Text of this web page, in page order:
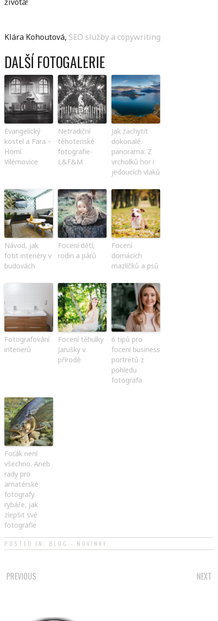
Klára Kohoutová, SEO služby a copywriting
DALŠÍ FOTOGALERIE
Evangelický
kostel a Fara –
Horní
Vilémovice
Netradiční
těhotenské
fotografie-
L&F&M
Jak zachytit
dokonalé
panorama: Z
vrcholků hor i
jedoucích vlaků
Návod, jak
fotit interiéry v
budovách
Focení dětí,
rodin a párů
Focení
domácích
mazlíčků a psů
Fotografování
interierů
Focení těhulky
Jarušky v
přírodě
6 tipů pro
focení business
portrétů z
pohledu
fotografa
Foťák není
všechno. Aneb
rady pro
amatérské
fotografy
rybáře, jak
zlepšit své
fotografie
POSTED IN: BLOG - NOVINKY
PREVIOUS NEXT